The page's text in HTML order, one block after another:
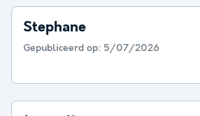
Stephane
Gepubliceerd op: 5/07/2026